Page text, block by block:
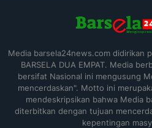
Media barsela24news.com didirikan
BARSELA DUA EMPAT. Media
bersifat Nasional ini mengusung
mencerdaskan". Motto ini
mendeskripsikan bahwa Media
diterbitkan dengan tujuan
kepentingan